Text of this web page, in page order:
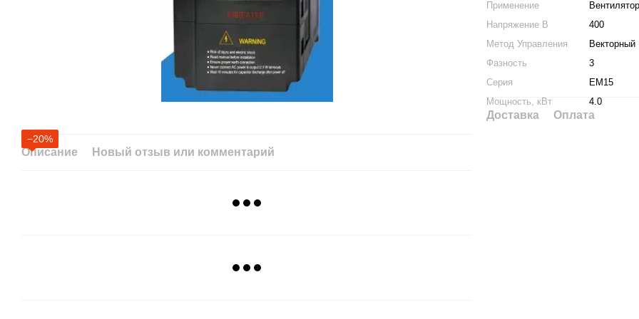
−20%
Описание Новый отзыв или комментарий
Применение
Напряжение В
400
Метод Управления
Векторный
Фазность
3
Серия
EM15
Мощность, кВт
4.0
Доставка Оплата